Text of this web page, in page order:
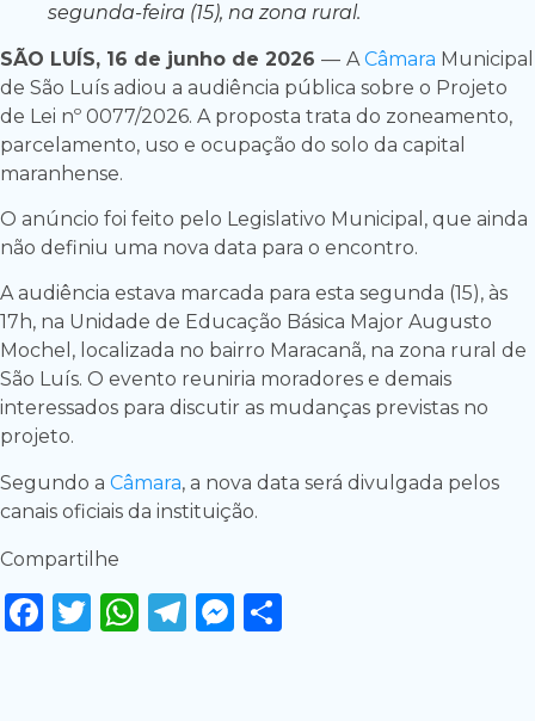
segunda-feira (15), na zona rural.
SÃO LUÍS, 16 de junho de 2026 — A Câmara Municipal
de São Luís adiou a audiência pública sobre o Projeto
de Lei nº 0077/2026. A proposta trata do zoneamento,
parcelamento, uso e ocupação do solo da capital
maranhense.
O anúncio foi feito pelo Legislativo Municipal, que ainda
não definiu uma nova data para o encontro.
A audiência estava marcada para esta segunda (15), às
17h, na Unidade de Educação Básica Major Augusto
Mochel, localizada no bairro Maracanã, na zona rural de
São Luís. O evento reuniria moradores e demais
interessados para discutir as mudanças previstas no
projeto.
Segundo a Câmara, a nova data será divulgada pelos
canais oficiais da instituição.
Compartilhe
Facebook
Twitter
WhatsApp
Telegram
Messenger